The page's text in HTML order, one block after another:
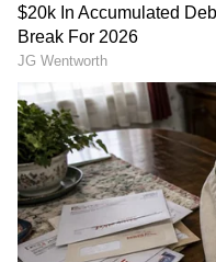
ಇದೀಗ ನಟಿ ಸಖತ್‌
ಮಾಡಿದ್ದು, ಸಿಂಪಲ್
ಕಾಣ್ತಿದ್ದಾರೆ. ಜೊತೆಗೆ
ಕೊನೆಯಿಲ್ಲದ ಪ್ರೀತಿ ಎಂದು